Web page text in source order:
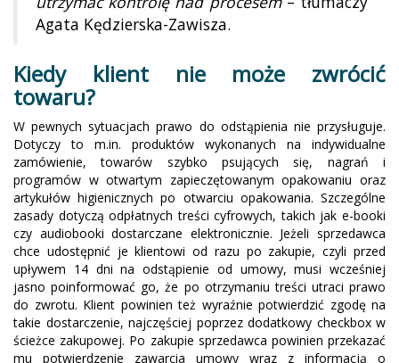
Agata Kędzierska-Zawisza.
Kiedy klient nie może zwrócić
towaru?
W pewnych sytuacjach prawo do odstąpienia nie przysługuje.
Dotyczy to m.in. produktów wykonanych na indywidualne
zamówienie, towarów szybko psujących się, nagrań i
programów w otwartym zapieczętowanym opakowaniu oraz
artykułów higienicznych po otwarciu opakowania. Szczególne
zasady dotyczą odpłatnych treści cyfrowych, takich jak e-booki
czy audiobooki dostarczane elektronicznie. Jeżeli sprzedawca
chce udostępnić je klientowi od razu po zakupie, czyli przed
upływem 14 dni na odstąpienie od umowy, musi wcześniej
jasno poinformować go, że po otrzymaniu treści utraci prawo
do zwrotu. Klient powinien też wyraźnie potwierdzić zgodę na
takie dostarczenie, najczęściej poprzez dodatkowy checkbox w
ścieżce zakupowej. Po zakupie sprzedawca powinien przekazać
mu potwierdzenie zawarcia umowy wraz z informacją o